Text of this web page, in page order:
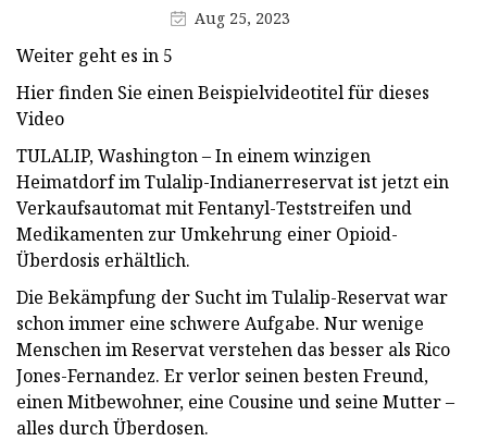
Aug 25, 2023
Weiter geht es in 5
Hier finden Sie einen Beispielvideotitel für dieses
Video
TULALIP, Washington – In einem winzigen
Heimatdorf im Tulalip-Indianerreservat ist jetzt ein
Verkaufsautomat mit Fentanyl-Teststreifen und
Medikamenten zur Umkehrung einer Opioid-
Überdosis erhältlich.
Die Bekämpfung der Sucht im Tulalip-Reservat war
schon immer eine schwere Aufgabe. Nur wenige
Menschen im Reservat verstehen das besser als Rico
Jones-Fernandez. Er verlor seinen besten Freund,
einen Mitbewohner, eine Cousine und seine Mutter –
alles durch Überdosen.